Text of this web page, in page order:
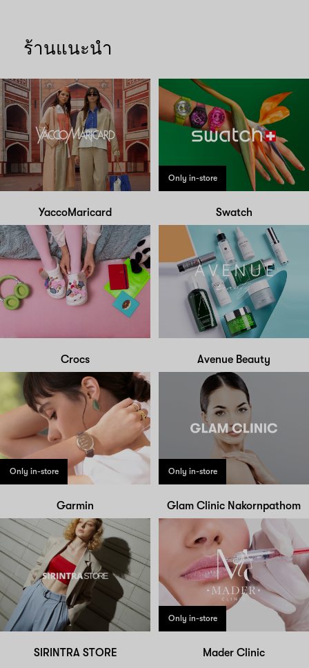
ร้านแนะนำ
YaccoMaricard
Only in-store
Swatch
Crocs Avenue Beauty
Only in-store
Garmin
Only in-store
Glam Clinic Nakornpathom
SIRINTRA STORE
Only in-store
Mader Clinic